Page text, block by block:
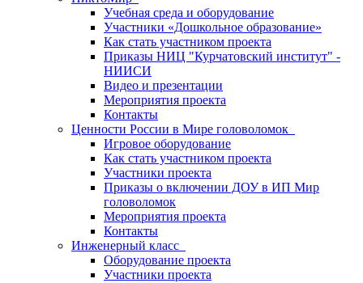
Учебная среда и оборудование
Участники «Дошкольное образование»
Как стать участником проекта
Приказы НИЦ "Курчатовский институт" -
НИИСИ
Видео и презентации
Мероприятия проекта
Контакты
Ценности России в Мире головоломок
Игровое оборудование
Как стать участником проекта
Участники проекта
Приказы о включении ДОУ в ИП Мир
головоломок
Мероприятия проекта
Контакты
Инженерный класс
Оборудование проекта
Участники проекта